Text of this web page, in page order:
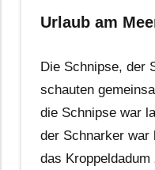
Urlaub am
Die Schnipse, der
schauten
die Schnipse war
der Schnarker war
das